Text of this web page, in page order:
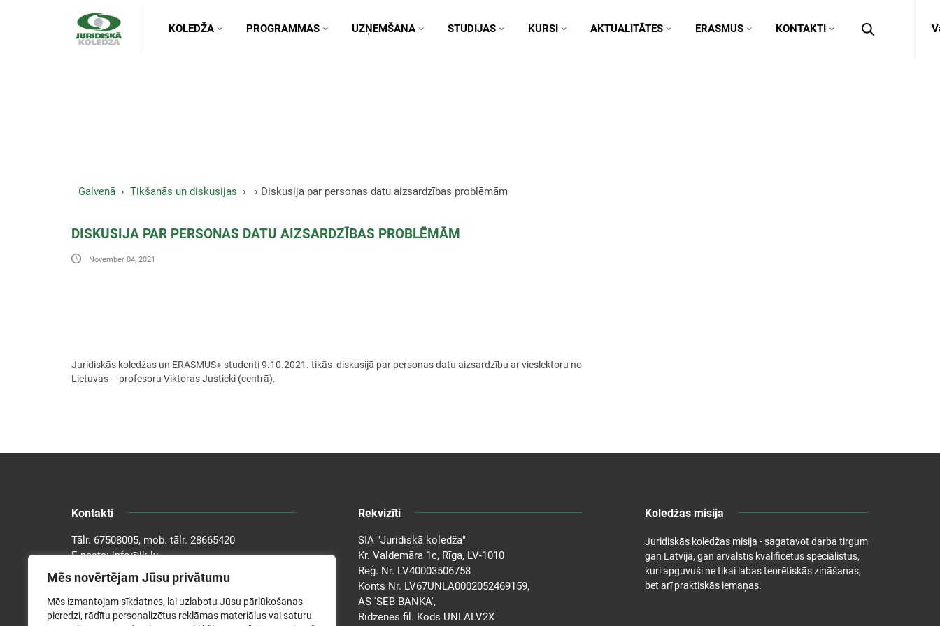
Mēs novērtējam Jūsu privātumu
Mēs izmantojam sīkdatnes, lai uzlabotu Jūsu pārlūkošanas
pieredzi, rādītu personalizētus reklāmas materiālus vai saturu
KOLEDŽA PROGRAMMAS UZŅEMŠANA STUDIJAS KURSI AKTUALITĀTES ERASMUS KONTAKTI
Galvenā Tikšanās un diskusijas Diskusija par personas datu aizsardzības problēmām
DISKUSIJA PAR PERSONAS DATU AIZSARDZĪBAS PROBLĒMĀM
November 04, 2021
Juridiskās koledžas un ERASMUS+ studenti 9.10.2021. tikās diskusijā par personas datu aizsardzību ar vieslektoru no
Lietuvas – profesoru Viktoras Justicki (centrā).
Kontakti
Tālr. 67508005, mob. tālr. 28665420
E-pasts:info@jk.lv
Adrese: Kronvalda bulv. 1A, Rīga, LV-1010
Rekvizīti
SIA "Juridiskā koledža"
Kr. Valdemāra 1c, Rīga, LV-1010
Reģ. Nr. LV40003506758
Konts Nr. LV67UNLA0002052469159,
AS 'SEB BANKA',
Rīdzenes fil. Kods UNLALV2X
Koledžas misija
Juridiskās koledžas misija - sagatavot darba tirgum
gan Latvijā, gan ārvalstīs kvalificētus speciālistus,
kuri apguvuši ne tikai labas teorētiskās zināšanas,
bet arī praktiskās iemaņas.